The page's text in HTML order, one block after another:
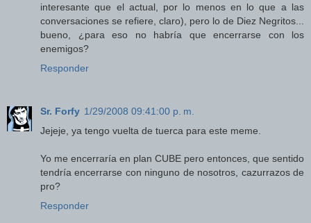
interesante que el actual, por lo menos en lo que a las
conversaciones se refiere, claro), pero lo de Diez Negritos...
bueno, ¿para eso no habría que encerrarse con los
enemigos?
Responder
Sr. Forfy 1/29/2008 09:41:00 p. m.
Jejeje, ya tengo vuelta de tuerca para este meme.
Yo me encerraría en plan CUBE pero entonces, que sentido
tendría encerrarse con ninguno de nosotros, cazurrazos de
pro?
Responder